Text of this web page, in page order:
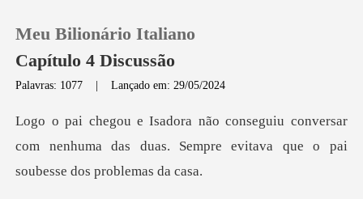
0
Loja
Meu Bilionário Italiano
Capítulo 4 Discussão
Palavras: 1077 |Lançado em: 29/05/2024
onversar
com nenhuma das duas. Sempre evita